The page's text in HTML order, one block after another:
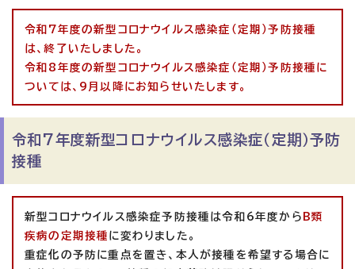
令和7年度の新型コロナウイルス感染症（定期）予防接種
は、終了いたしました。
令和8年度の新型コロナウイルス感染症（定期）予防接種に
ついては、9月以降にお知らせいたします。
令和7年度新型コロナウイルス感染症（定期）予防
接種
新型コロナウイルス感染症予防接種は令和6年度から B類
疾病の定期接種 に変わりました。
重症化の予防に重点を置き、本人が接種を希望する場合に